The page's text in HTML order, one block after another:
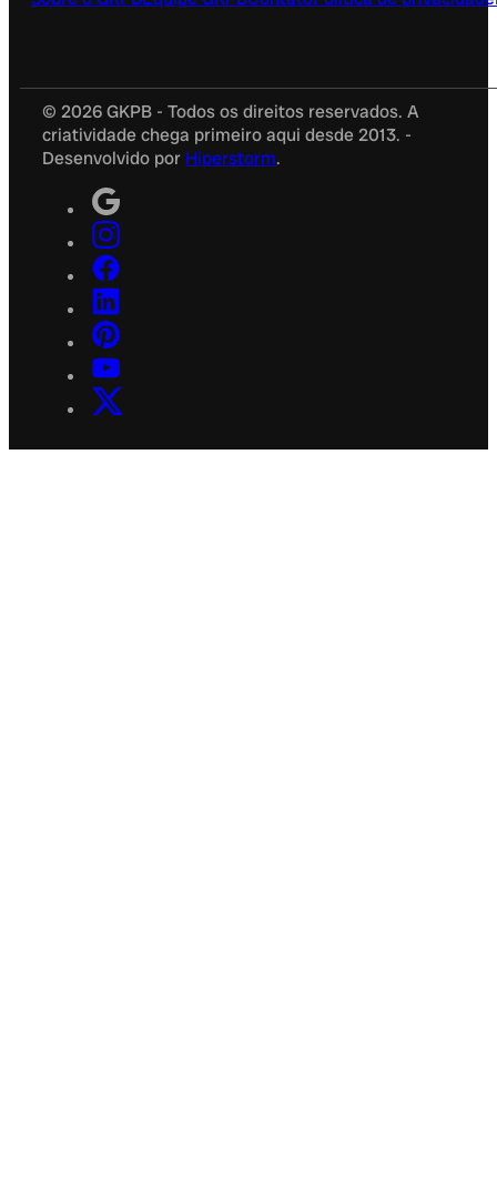
© 2026 GKPB - Todos os direitos reservados. A
criatividade chega primeiro aqui desde 2013. -
Desenvolvido por Hiperstorm.